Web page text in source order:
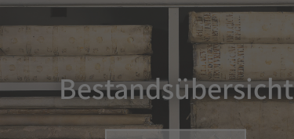
Bestandsübersicht